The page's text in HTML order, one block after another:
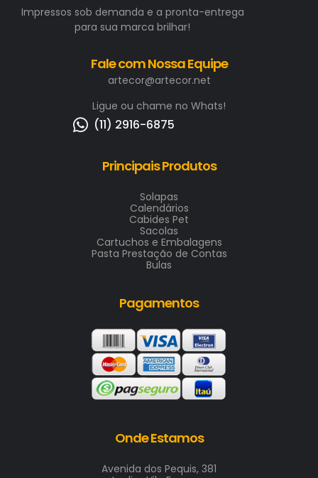
Impressos sob demanda e a pronta-entrega
para sua marca brilhar!
Fale com Nossa Equipe
artecor@artecor.net
Ligue ou chame no Whats!
(11) 2916-6875
Principais Produtos
Solapas
Calendários
Cabides Pet
Sacolas
Cartuchos e Embalagens
Pasta Prestação de Contas
Bulas
Pagamentos
Onde Estamos
Avenida dos Pequis, 381